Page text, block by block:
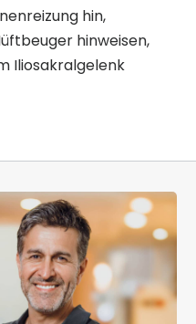
hin,
hinweisen,
Iliosakralgelenk